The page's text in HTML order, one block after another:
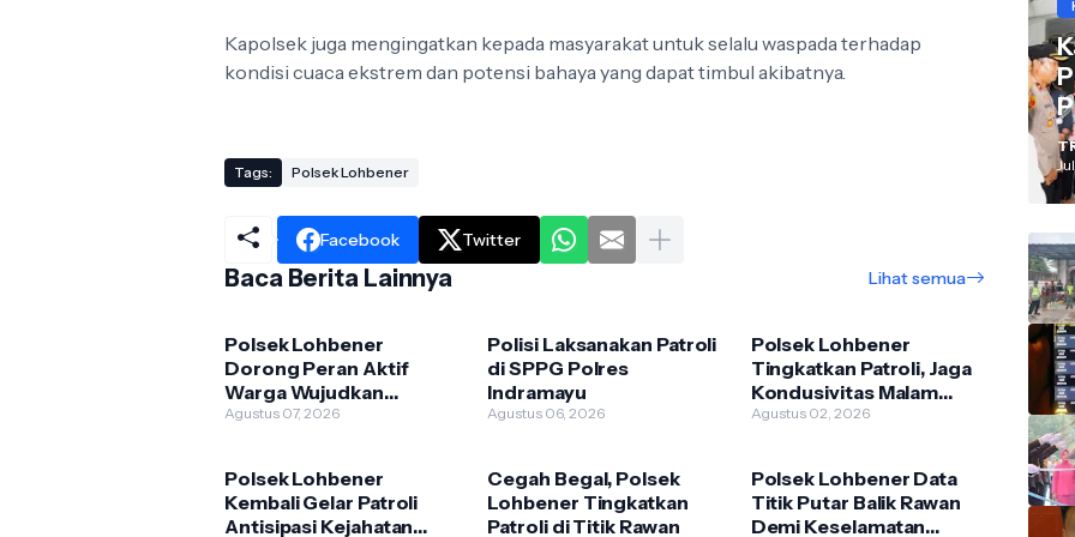
Kapolsek juga mengingatkan kepada masyarakat untuk selalu waspada terhadap
kondisi cuaca ekstrem dan potensi bahaya yang dapat timbul akibatnya.
Tags: Polsek Lohbener
Facebook Twitter
Baca Berita Lainnya Lihat semua
Polsek Lohbener
Dorong Peran Aktif
Warga Wujudkan
Lingkungan yang Aman
Agustus 07, 2026
Polisi Laksanakan Patroli
di SPPG Polres
Indramayu
Agustus 06, 2026
Polsek Lohbener
Tingkatkan Patroli, Jaga
Kondusivitas Malam
Akhir Pekan
Agustus 02, 2026
Polsek Lohbener
Kembali Gelar Patroli
Antisipasi Kejahatan
Cegah Begal, Polsek
Lohbener Tingkatkan
Patroli di Titik Rawan
Polsek Lohbener Data
Titik Putar Balik Rawan
Demi Keselamatan